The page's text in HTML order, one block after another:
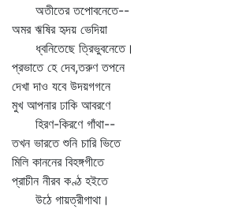
অতীতের তপোবনেতে--
অমর ঋষির হৃদয় ভেদিয়া
ধ্বনিতেছে ত্রিভুবনেতে।
প্রভাতে হে দেব,তরুণ তপনে
দেখা দাও যবে উদয়গগনে
মুখ আপনার ঢাকি আবরণে
হিরণ-কিরণে গাঁথা--
তখন ভারতে শুনি চারি ভিতে
মিলি কাননের বিহঙ্গগীতে
প্রাচীন নীরব কণ্ঠ হইতে
উঠে গায়ত্রীগাথা।